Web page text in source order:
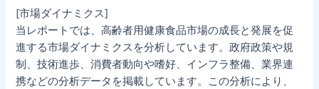
[市場ダイナミクス]
当レポートでは、高齢者用健康食品市場の成長と発展を促
進する市場ダイナミクスを分析しています。政府政策や規
制、技術進歩、消費者動向や嗜好、インフラ整備、業界連
携などの分析データを掲載しています。この分析により、